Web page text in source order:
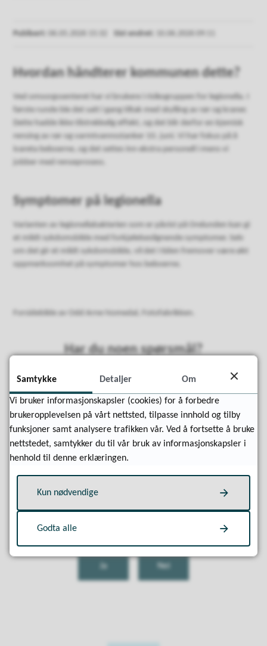
Publisert Sist endret
Hvordan håndterer kommunen dette?
Ved omsorgssenteret har vi brukere i risikogruppen for legionella. I
første runde ble det satt i gang tiltak med skylling av rør og kraner.
Dette hadde ikke tilstrekkelig effekt, og det blir derfor en kjemisk
rensing av rør og varmtvannsstanker 10. juni. Vi har fokus på å
ivareta beboerne, og det settes inn ekstra personell i mens vi
jobber med renseprosess.
Symptomer på legionella
Varianten av legionellabakterien som er påvist på Orelunden kan gi
et mildt sykdomsbilde med forkjølelseslignende symptomer. Selv
om det gir et mildt sykdomsbilde, vil det i tiden fremover være økt
oppmerksomhet på symptomer hos beboerne.
Forsidebilde av Odd Arne Nomedal, Fotofabrikken.
Har du noen spørsmål?
Viggo Lütcherath
Kommuneoverlege
E-post
viggo.lutcherath@lindesnes.kommune.no
Mobil
99 23 66 06
Fant du det du lette etter?
Ja Nei
Samtykke Detaljer Om
Vi bruker informasjonskapsler (cookies) for å forbedre
brukeropplevelsen på vårt nettsted, tilpasse innhold og tilby
funksjoner samt analysere trafikken vår. Ved å fortsette å bruke
nettstedet, samtykker du til vår bruk av informasjonskapsler i
henhold til denne erklæringen.
Kun nødvendige
Godta alle